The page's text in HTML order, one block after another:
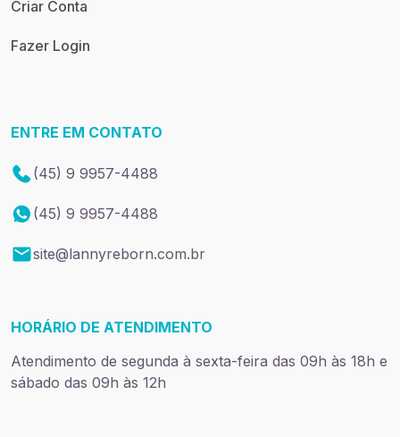
Criar Conta
Fazer Login
ENTRE EM CONTATO
(45) 9 9957-4488
(45) 9 9957-4488
site@lannyreborn.com.br
HORÁRIO DE ATENDIMENTO
Atendimento de segunda à sexta-feira das 09h às 18h e
sábado das 09h às 12h